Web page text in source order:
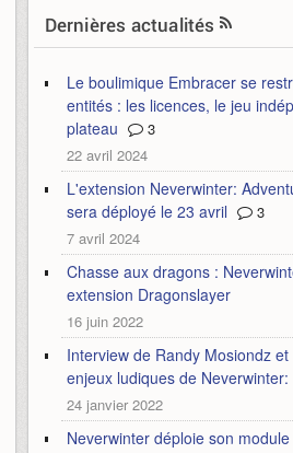
Dernières actualités
Le boulimique Embracer se
entités : les licences, le jeu
plateau
3
22 avril 2024
L'extension Neverwinter:
sera déployé le 23 avril
3
7 avril 2024
Chasse aux dragons :
extension Dragonslayer
16 juin 2022
Interview de Randy Mosiondz
enjeux ludiques de
24 janvier 2022
Neverwinter déploie son